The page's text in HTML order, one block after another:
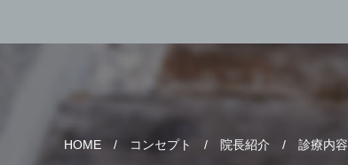
HOME コンセプト 院長紹介 診療内容